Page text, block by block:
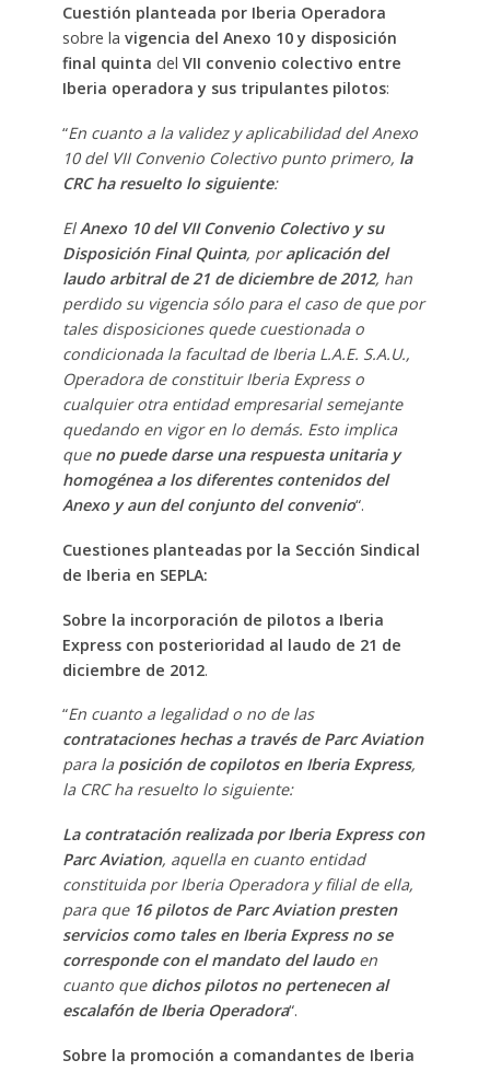
Cuestión planteada por Iberia Operadora
sobre la vigencia del Anexo 10 y disposición
final quinta del VII convenio colectivo entre
Iberia operadora y sus tripulantes pilotos:
“En cuanto a la validez y aplicabilidad del Anexo
10 del VII Convenio Colectivo punto primero, la
CRC ha resuelto lo siguiente:
El Anexo 10 del VII Convenio Colectivo y su
Disposición Final Quinta, poraplicación del
laudo arbitral de 21 de diciembre de 2012, han
perdido su vigencia sólo para el caso de que por
tales disposiciones quede cuestionada o
condicionada la facultad de Iberia L.A.E. S.A.U.,
Operadora de constituir Iberia Express o
cualquier otra entidad empresarial semejante
quedando en vigor en lo demás. Esto implica
que no puede darse una respuesta unitaria y
homogénea a los diferentes contenidos del
Anexo y aun del conjunto del convenio“.
Cuestiones planteadas por la Sección Sindical
de Iberia en SEPLA:
Sobre la incorporación de pilotos a Iberia
Express con posterioridad al laudo de 21 de
diciembre de 2012.
“En cuanto a legalidad o no de las
contrataciones hechas a través de Parc Aviation
para laposición de copilotos en Iberia Express,
la CRC ha resuelto lo siguiente:
La contratación realizada por Iberia Express con
Parc Aviation, aquella en cuanto entidad
constituida por Iberia Operadora y filial de ella,
para que 16 pilotos de Parc Aviation presten
servicios como tales en Iberia Express no se
corresponde con el mandato del laudoen
cuanto que dichos pilotos no pertenecen al
escalafón de Iberia Operadora“.
Sobre la promoción a comandantes de Iberia